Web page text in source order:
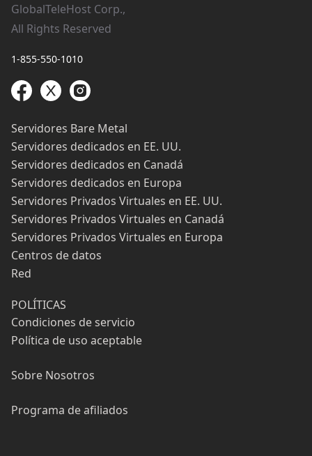
GlobalTeleHost Corp.,
All Rights Reserved
1-855-550-1010
Servidores Bare Metal
Servidores dedicados en EE. UU.
Servidores dedicados en Canadá
Servidores dedicados en Europa
Servidores Privados Virtuales en EE. UU.
Servidores Privados Virtuales en Canadá
Servidores Privados Virtuales en Europa
Centros de datos
Red
POLÍTICAS
Condiciones de servicio
Política de uso aceptable
Sobre Nosotros
Programa de afiliados